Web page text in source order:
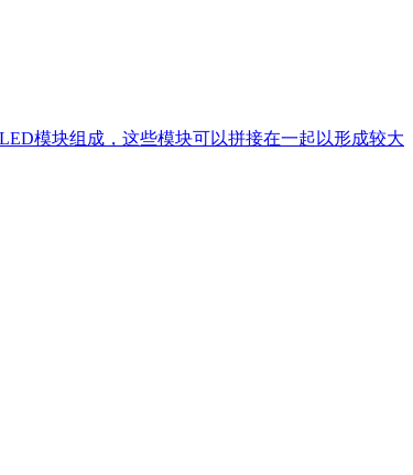
模块组成，这些模块可以拼接在一起以形成较大